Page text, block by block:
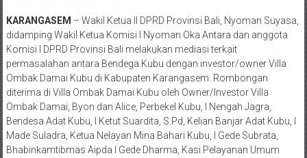
KARANGASEM – Wakil Ketua II DPRD Provinsi Bali, Nyoman Suyasa,
didamping Wakil Ketua Komisi I Nyoman Oka Antara dan anggota
Komisi I DPRD Provinsi Bali melakukan mediasi terkait
permasalahan antara Bendega Kubu dengan investor/owner Villa
Ombak Damai Kubu di Kabupaten Karangasem. Rombongan
diterima di Villa Ombak Damai Kubu oleh Owner/Investor Villa
Ombak Damai, Byon dan Alice, Perbekel Kubu, I Nengah Jagra,
Bendesa Adat Kubu, I Ketut Suardita, S.Pd, Kelian Banjar Adat Kubu, I
Made Suladra, Ketua Nelayan Mina Bahari Kubu, I Gede Subrata,
Bhabinkamtibmas Aipda I Gede Dharma, Kasi Pelayanan Umum